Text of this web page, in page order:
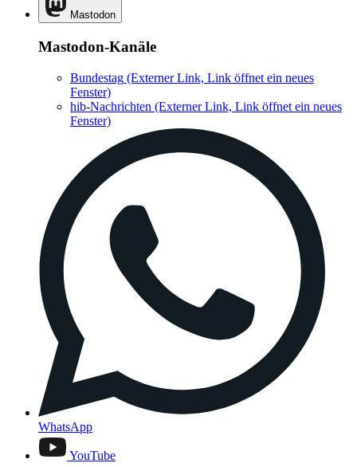
Mastodon
Mastodon-Kanäle
Bundestag (Externer Link, Link öffnet ein neues
Fenster)
hib-Nachrichten (Externer Link, Link öffnet ein neues
Fenster)
WhatsApp
YouTube